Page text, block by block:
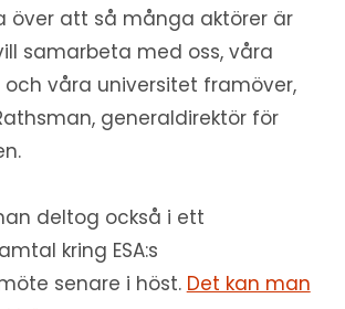
över att så många aktörer är
samarbeta med oss, våra
våra universitet framöver,
generaldirektör för
deltog också i ett
kring ESA:s
senare i höst. Det kan man